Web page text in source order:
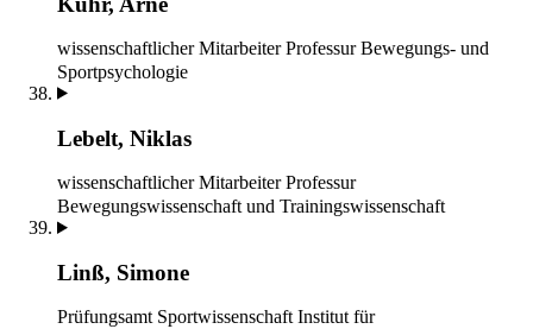
wissenschaftlicher Mitarbeiter Professur Bewegungs- und
Sportpsychologie
Lebelt, Niklas
wissenschaftlicher Mitarbeiter Professur
Bewegungswissenschaft und Trainingswissenschaft
Linß, Simone
Prüfungsamt Sportwissenschaft Institut für